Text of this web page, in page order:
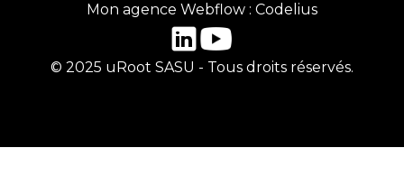
Mon agence Webflow : Codelius
© 2025 uRoot SASU - Tous droits réservés.